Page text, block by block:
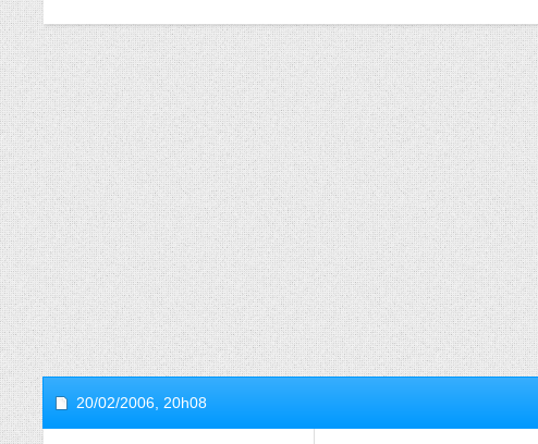
20/02/2006, 20h08